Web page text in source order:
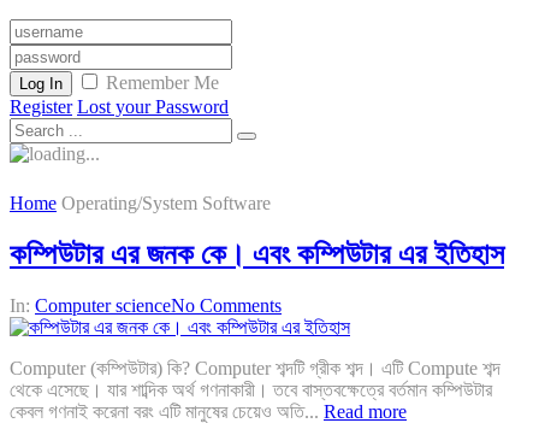
Log In
Remember Me
Register Lost your Password
Home Operating/System Software
কম্পিউটার এর জনক কে। এবং কম্পিউটার এর ইতিহাস
In: Computer scienceNo Comments
Computer (কম্পিউটার) কি? Computer শব্দটি গ্রীক শব্দ। এটি Compute শব্দ
থেকে এসেছে। যার শাব্দিক অর্থ গণনাকারী। তবে বাস্তবক্ষেত্রে বর্তমান কম্পিউটার
কেবল গণনাই করেনা বরং এটি মানুষের চেয়েও অতি... Read more